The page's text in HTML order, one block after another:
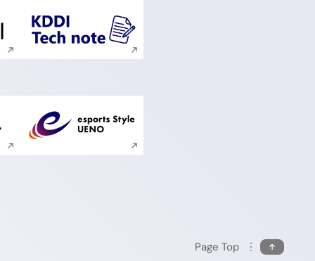
ドウで開く 新規ウィンドウで開く
ドウで開く 新規ウィンドウで開く
Page Top